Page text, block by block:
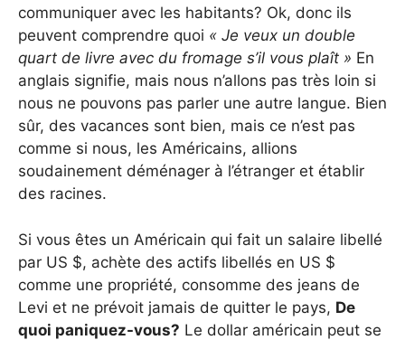
communiquer avec les habitants? Ok, donc ils
peuvent comprendre quoi « Je veux un double
quart de livre avec du fromage s’il vous plaît » En
anglais signifie, mais nous n’allons pas très loin si
nous ne pouvons pas parler une autre langue. Bien
sûr, des vacances sont bien, mais ce n’est pas
comme si nous, les Américains, allions
soudainement déménager à l’étranger et établir
des racines.
Si vous êtes un Américain qui fait un salaire libellé
par US $, achète des actifs libellés en US $
comme une propriété, consomme des jeans de
Levi et ne prévoit jamais de quitter le pays, De
quoi paniquez-vous? Le dollar américain peut se